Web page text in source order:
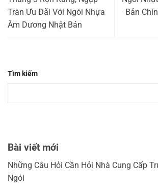
Tràn Ưu Đãi Với Ngói Nhựa
Âm Dương Nhật Bản
Bản
Tìm kiếm
Bài viết mới
Những Câu Hỏi Cần Hỏi Nhà Cung Cấp
Ngói